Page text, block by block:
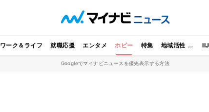
ワーク＆ライフ 就職応援 エンタメ ホビー 特集 地域活性 IIJ
Googleでマイナビニュースを優先表示する方法